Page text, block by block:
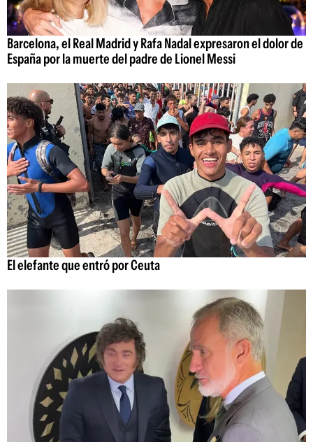
Barcelona, el Real Madrid y Rafa Nadal expresaron el dolor de
España por la muerte del padre de Lionel Messi
El elefante que entró por Ceuta